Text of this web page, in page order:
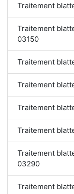
Traitement
Traitement
03150
Traitement
Traitement
Traitement
Traitement
Traitement
03290
Traitement